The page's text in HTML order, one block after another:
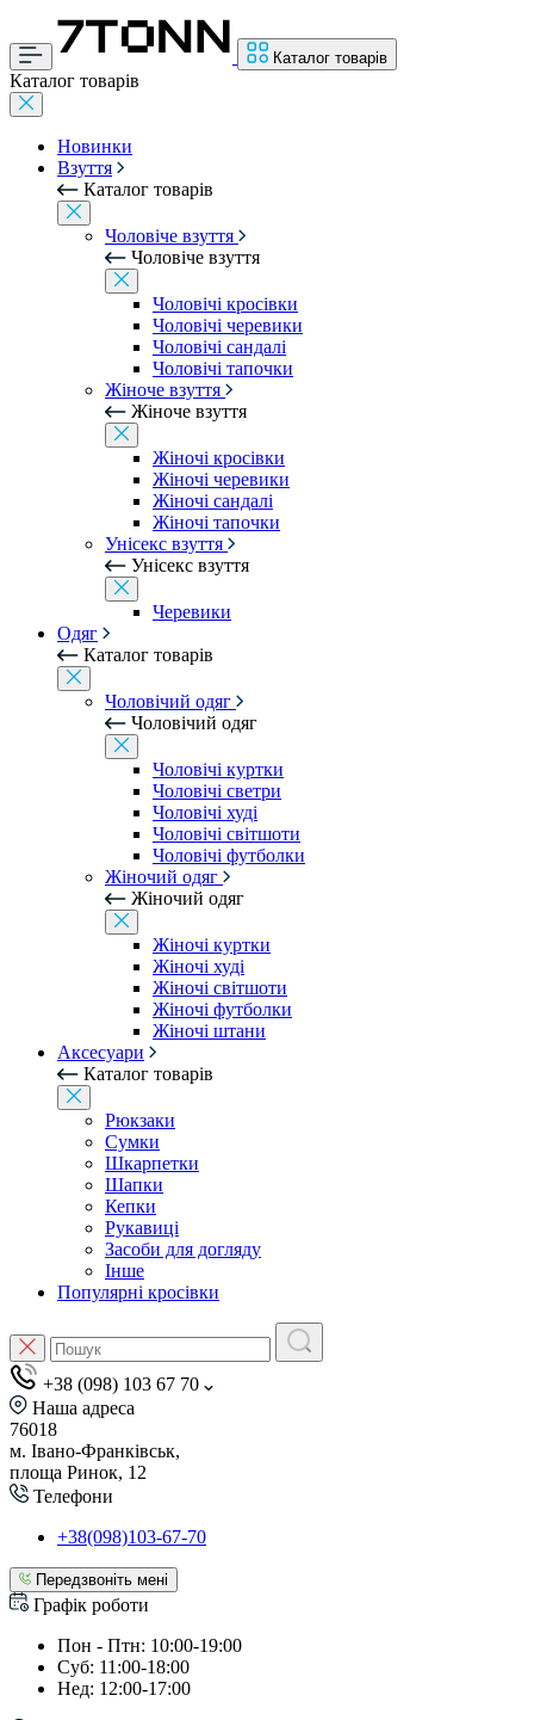
Каталог товарів
Каталог товарів
Новинки
Взуття
Каталог товарів
Чоловіче взуття
Чоловіче взуття
Чоловічі кросівки
Чоловічі черевики
Чоловічі сандалі
Чоловічі тапочки
Жіноче взуття
Жіноче взуття
Жіночі кросівки
Жіночі черевики
Жіночі сандалі
Жіночі тапочки
Унісекс взуття
Унісекс взуття
Черевики
Одяг
Каталог товарів
Чоловічий одяг
Чоловічий одяг
Чоловічі куртки
Чоловічі светри
Чоловічі худі
Чоловічі світшоти
Чоловічі футболки
Жіночий одяг
Жіночий одяг
Жіночі куртки
Жіночі худі
Жіночі світшоти
Жіночі футболки
Жіночі штани
Аксесуари
Каталог товарів
Рюкзаки
Сумки
Шкарпетки
Шапки
Кепки
Рукавиці
Засоби для догляду
Інше
Популярні кросівки
+38 (098) 103 67 70
Наша адреса
76018
м. Івано-Франківськ,
площа Ринок, 12
Телефони
+38(098)103-67-70
Передзвоніть мені
Графік роботи
Пон - Птн: 10:00-19:00
Суб: 11:00-18:00
Нед: 12:00-17:00